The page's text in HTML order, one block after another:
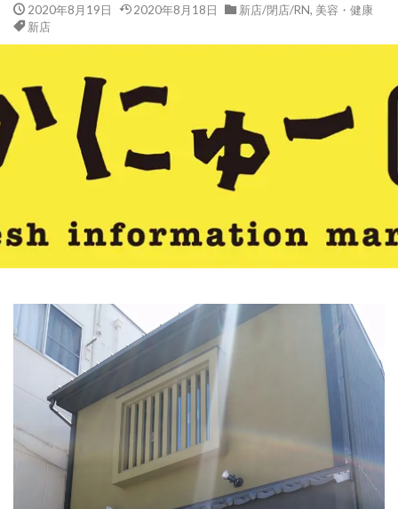
2020年8月19日 2020年8月18日 新店/閉店/RN, 美容・健康
新店